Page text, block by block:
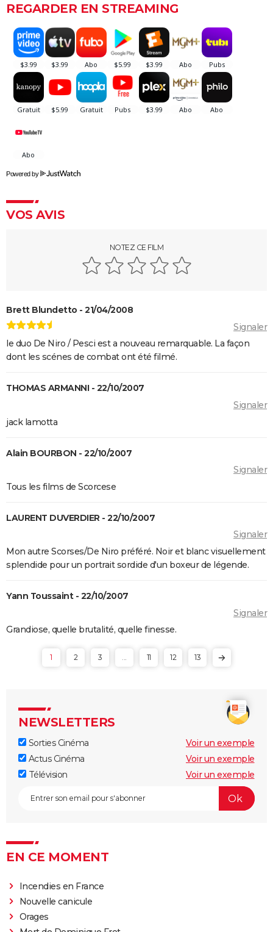
I'm not there
Frida
Gandhi
Lawrence d'Arabie
Malcolm X
Lincoln
REGARDER EN STREAMING
Powered by
VOS AVIS
NOTEZ CE FILM
Brett Blundetto - 21/04/2008
Signaler
le duo De Niro / Pesci est a nouveau remarquable. La façon
dont les scénes de combat ont été filmé.
THOMAS ARMANNI - 22/10/2007
Signaler
jack lamotta
Alain BOURBON - 22/10/2007
Signaler
Tous les films de Scorcese
LAURENT DUVERDIER - 22/10/2007
Signaler
Mon autre Scorses/De Niro préféré. Noir et blanc visuellement
splendide pour un portrait sordide d'un boxeur de légende.
Yann Toussaint - 22/10/2007
Signaler
Grandiose, quelle brutalité, quelle finesse.
1 2 3 ... 11 12 13
NEWSLETTERS
Sorties Cinéma
Voir un exemple
Actus Cinéma
Voir un exemple
Télévision
Voir un exemple
EN CE MOMENT
Incendies en France
Nouvelle canicule
Orages